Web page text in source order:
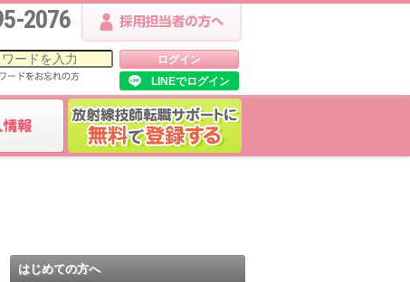
2076
LINEでログイン
はじめての方へ